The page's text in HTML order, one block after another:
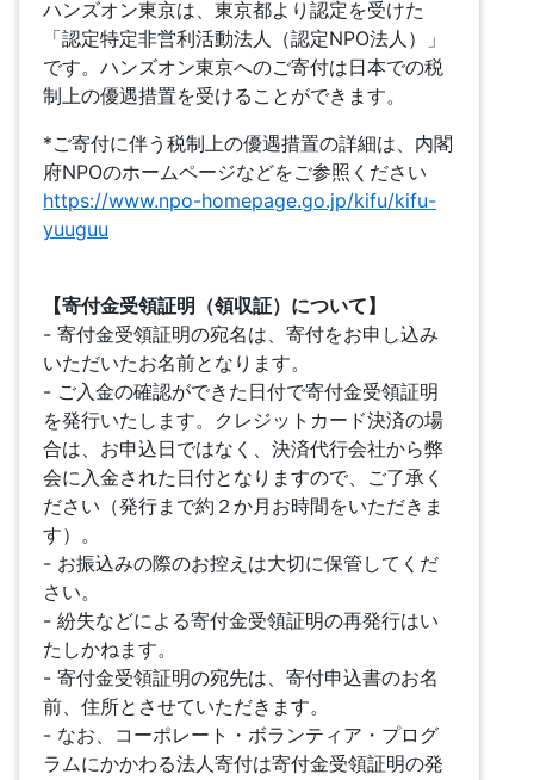
ハンズオン東京は、東京都より認定を受けた
「認定特定非営利活動法人（認定NPO法人）」
です。ハンズオン東京へのご寄付は日本での税
制上の優遇措置を受けることができます。
*ご寄付に伴う税制上の優遇措置の詳細は、内閣
府NPOのホームページなどをご参照ください
https://www.npo-homepage.go.jp/kifu/kifu-
yuuguu
【寄付金受領証明（領収証）について】
- 寄付金受領証明の宛名は、寄付をお申し込み
いただいたお名前となります。
- ご入金の確認ができた日付で寄付金受領証明
を発行いたします。クレジットカード決済の場
合は、お申込日ではなく、決済代行会社から弊
会に入金された日付となりますので、ご了承く
ださい（発行まで約２か月お時間をいただきま
す）。
- お振込みの際のお控えは大切に保管してくだ
さい。
- 紛失などによる寄付金受領証明の再発行はい
たしかねます。
- 寄付金受領証明の宛先は、寄付申込書のお名
前、住所とさせていただきます。
- なお、コーポレート・ボランティア・プログ
ラムにかかわる法人寄付は寄付金受領証明の発